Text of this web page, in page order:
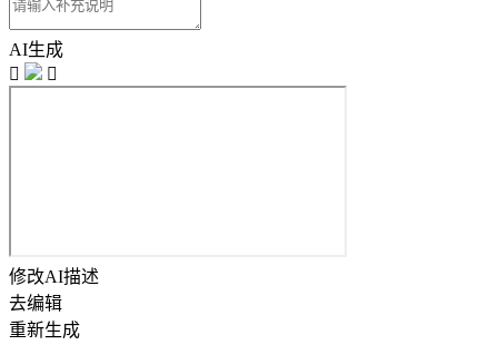
AI生成


修改AI描述
去编辑
重新生成